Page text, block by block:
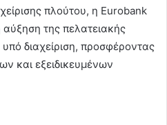
πλούτου, η Eurobank
της πελατειακής
διαχείριση, προσφέροντας
και εξειδικευμένων